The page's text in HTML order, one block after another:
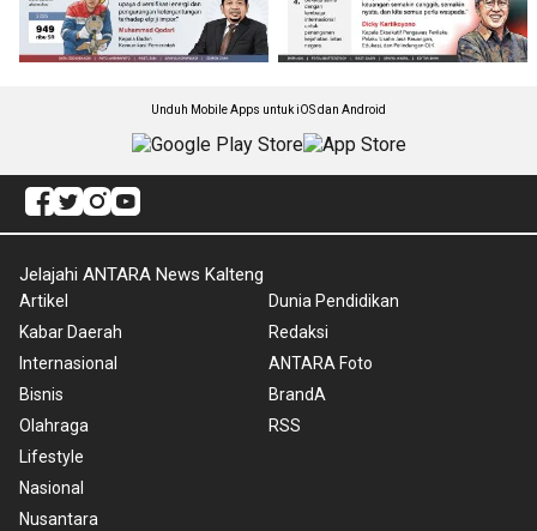
Unduh Mobile Apps untuk iOS dan Android
Jelajahi ANTARA News Kalteng
Artikel
Kabar Daerah
Internasional
Bisnis
Olahraga
Lifestyle
Nasional
Nusantara
Dunia Pendidikan
Redaksi
ANTARA Foto
BrandA
RSS